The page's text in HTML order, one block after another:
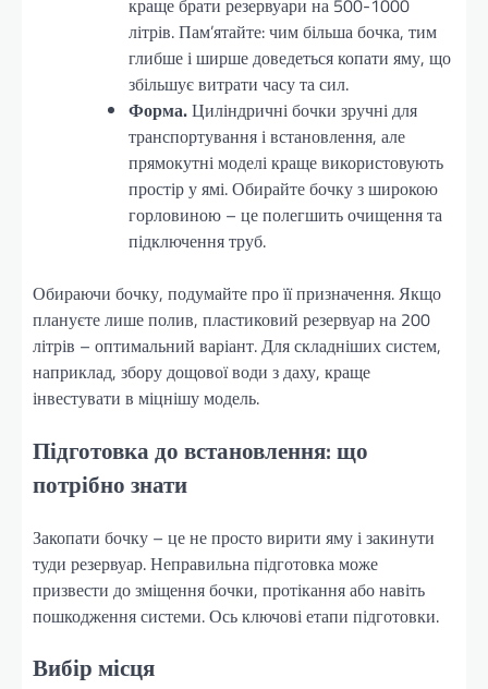
краще брати резервуари на 500-1000
літрів. Пам’ятайте: чим більша бочка, тим
глибше і ширше доведеться копати яму, що
збільшує витрати часу та сил.
Форма.Циліндричні бочки зручні для
транспортування і встановлення, але
прямокутні моделі краще використовують
простір у ямі. Обирайте бочку з широкою
горловиною – це полегшить очищення та
підключення труб.
Обираючи бочку, подумайте про її призначення. Якщо
плануєте лише полив, пластиковий резервуар на 200
літрів – оптимальний варіант. Для складніших систем,
наприклад, збору дощової води з даху, краще
інвестувати в міцнішу модель.
Підготовка до встановлення: що
потрібно знати
Закопати бочку – це не просто вирити яму і закинути
туди резервуар. Неправильна підготовка може
призвести до зміщення бочки, протікання або навіть
пошкодження системи. Ось ключові етапи підготовки.
Вибір місця